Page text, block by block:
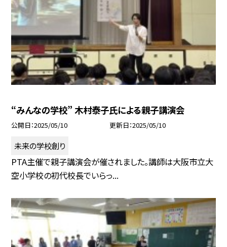
“みんなの学校” 木村泰子氏による親子講演会
公開日 2025/05/10 更新日 2025/05/10
未来の学校創り
PTA主催で親子講演会が催されました。講師は大阪市立大
空小学校の初代校長でいらっ...